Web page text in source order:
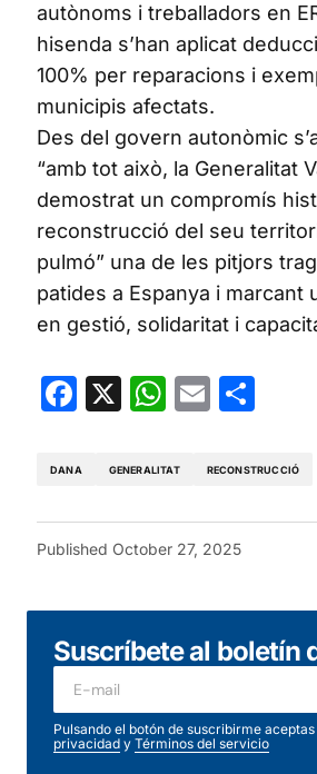
autònoms i treballadors en
hisenda s’han aplicat
100% per reparacions i
municipis afectats.
Des del govern autonòmic
“amb tot això, la Generalitat
demostrat un compromís
reconstrucció del seu
pulmó” una de les pitjors
patides a Espanya i marcant
en gestió, solidaritat i
Facebook
X Email
DANA GENERALITAT RECONSTRUCCIÓ
Published October 27, 2025
Suscríbete al boletín
Pulsando el botón de suscribirme
privacidad y Términos del servicio